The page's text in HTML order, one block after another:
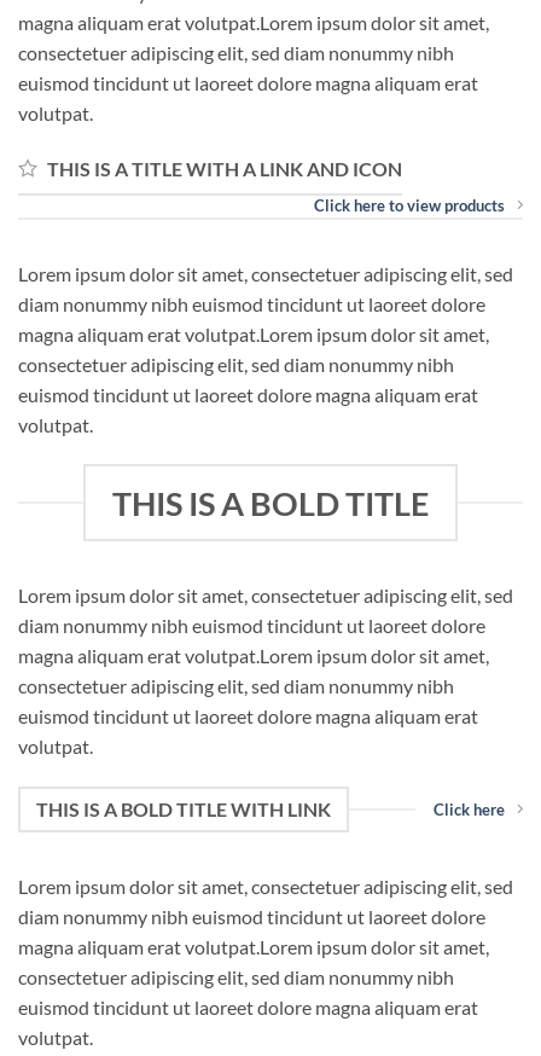
magna aliquam erat volutpat.Lorem ipsum dolor sit amet,
consectetuer adipiscing elit, sed diam nonummy nibh
euismod tincidunt ut laoreet dolore magna aliquam erat
volutpat.
THIS IS A TITLE WITH A LINK AND ICON
Click here to view products
Lorem ipsum dolor sit amet, consectetuer adipiscing elit, sed
diam nonummy nibh euismod tincidunt ut laoreet dolore
magna aliquam erat volutpat.Lorem ipsum dolor sit amet,
consectetuer adipiscing elit, sed diam nonummy nibh
euismod tincidunt ut laoreet dolore magna aliquam erat
volutpat.
THIS IS A BOLD TITLE
Lorem ipsum dolor sit amet, consectetuer adipiscing elit, sed
diam nonummy nibh euismod tincidunt ut laoreet dolore
magna aliquam erat volutpat.Lorem ipsum dolor sit amet,
consectetuer adipiscing elit, sed diam nonummy nibh
euismod tincidunt ut laoreet dolore magna aliquam erat
volutpat.
THIS IS A BOLD TITLE WITH LINK Click here
Lorem ipsum dolor sit amet, consectetuer adipiscing elit, sed
diam nonummy nibh euismod tincidunt ut laoreet dolore
magna aliquam erat volutpat.Lorem ipsum dolor sit amet,
consectetuer adipiscing elit, sed diam nonummy nibh
euismod tincidunt ut laoreet dolore magna aliquam erat
volutpat.